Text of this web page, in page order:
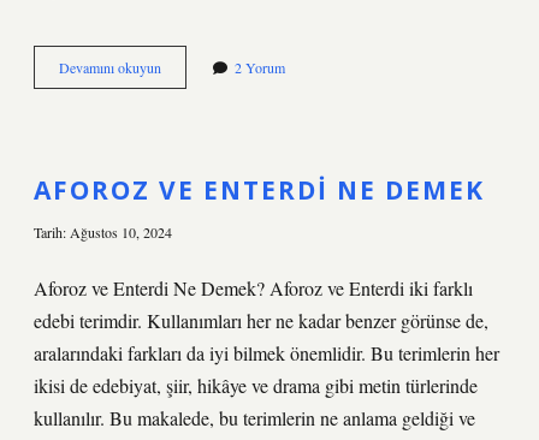
Devamını okuyun
tanımı
2 Yorum
AFOROZ VE ENTERDI NE DEMEK
Tarih: Ağustos 10, 2024
Aforoz ve Enterdi Ne Demek? Aforoz ve Enterdi iki farklı
edebi terimdir. Kullanımları her ne kadar benzer görünse de,
aralarındaki farkları da iyi bilmek önemlidir. Bu terimlerin her
ikisi de edebiyat, şiir, hikâye ve drama gibi metin türlerinde
kullanılır. Bu makalede, bu terimlerin ne anlama geldiği ve